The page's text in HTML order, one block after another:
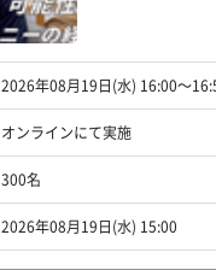
2026年08月19日(水) 16:00〜
オンラインにて実施
300名
2026年08月19日(水) 15:00